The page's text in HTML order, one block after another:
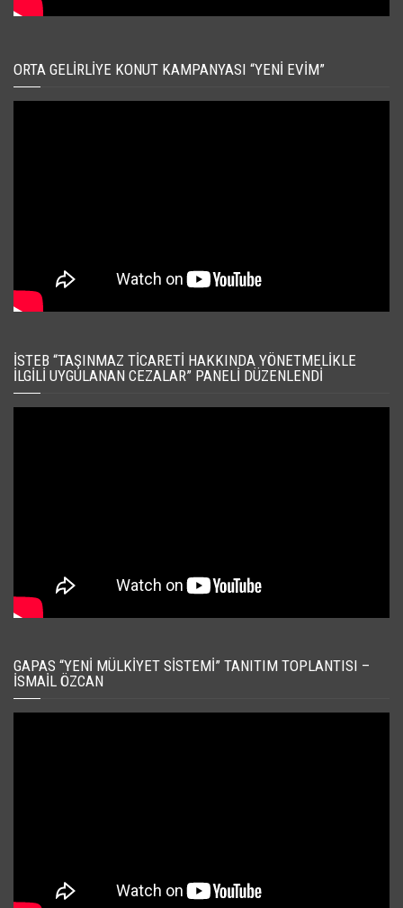
ORTA GELIRLIYE KONUT KAMPANYASI “YENI EVIM”
İSTEB “TAŞINMAZ TICARETI HAKKINDA YÖNETMELIKLE
İLGILI UYGULANAN CEZALAR” PANELI DÜZENLENDI
GAPAS “YENI MÜLKIYET SISTEMI” TANITIM TOPLANTISI –
İSMAIL ÖZCAN